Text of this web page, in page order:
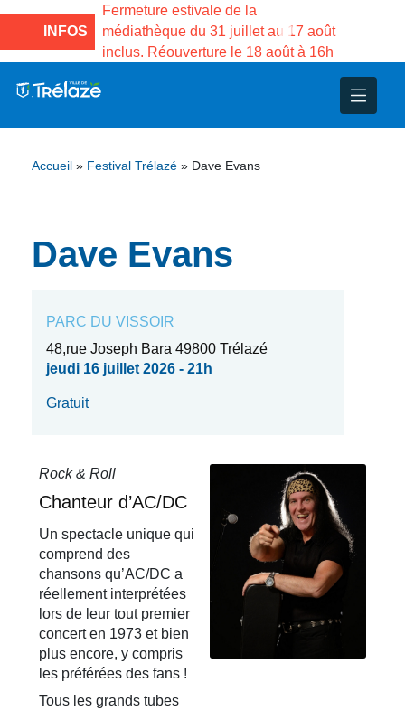
INFOS
la Maison des
de Gama du
Fermeture estivale de la
médiathèque du 31 juillet au 17 août
inclus. Réouverture le 18 août à 16h
Projets
Accueil » Festival Trélazé » Dave Evans
Dave Evans
PARC DU VISSOIR
48,rue Joseph Bara 49800 Trélazé
jeudi 16 juillet 2026 - 21h
Gratuit
Rock & Roll
Chanteur d’AC/DC
Un spectacle unique qui
comprend des
chansons qu’AC/DC a
réellement interprétées
lors de leur tout premier
concert en 1973 et bien
plus encore, y compris
les préférées des fans !
Tous les grands tubes